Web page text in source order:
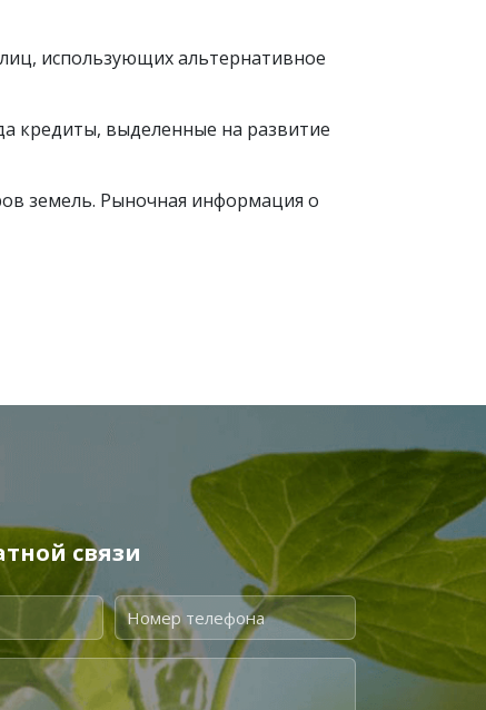
использующих альтернативное
кредиты, выделенные на развитие
земель. Рыночная информация о
связи